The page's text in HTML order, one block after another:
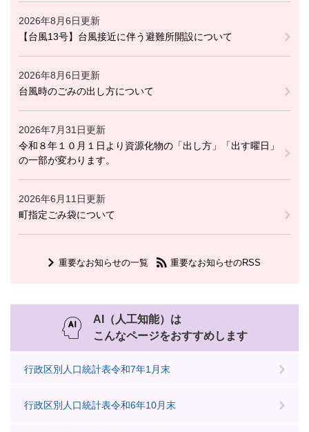
2026年8月6日更新
【台風13号】台風接近に伴う避難所開設について
2026年8月6日更新
台風時のごみの出し方について
2026年7月31日更新
令和８年１０月１日より資源化物の「出し方」「出す曜日」
の一部が変わります。
2026年6月11日更新
町指定ごみ袋について
重要なお知らせの一覧 重要なお知らせのRSS
AI（人工知能）は
こんなページをおすすめします
行政区別人口統計表令和7年1月末
行政区別人口統計表令和6年10月末